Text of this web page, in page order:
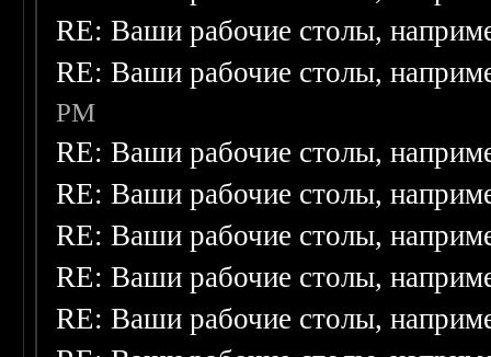
RE: Ваши рабочие столы,
RE: Ваши рабочие столы,
PM
RE: Ваши рабочие столы,
RE: Ваши рабочие столы,
RE: Ваши рабочие столы,
RE: Ваши рабочие столы,
RE: Ваши рабочие столы,